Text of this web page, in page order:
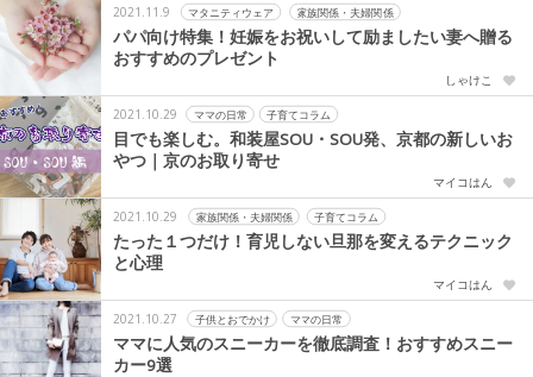
2021.11.9 マタニティウェア 家族関係・夫婦関係
パパ向け特集！妊娠をお祝いして励ましたい妻へ贈る
おすすめのプレゼント
しゃけこ
2021.10.29 ママの日常 子育てコラム
目でも楽しむ。和装屋SOU・SOU発、京都の新しいお
やつ｜京のお取り寄せ
マイコはん
2021.10.29 家族関係・夫婦関係 子育てコラム
たった１つだけ！育児しない旦那を変えるテクニック
と心理
マイコはん
2021.10.27 子供とおでかけ ママの日常
ママに人気のスニーカーを徹底調査！おすすめスニー
カー9選